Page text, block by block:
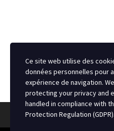
Ce site web utilise des
données personnelles pour
expérience de navigation.
protecting your privacy and
handled in compliance with
Protection Regulation (GDPR)